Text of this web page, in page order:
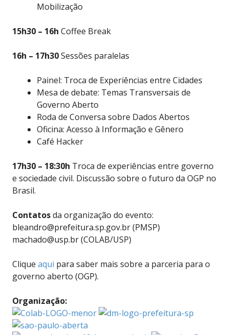
Mobilização
15h30 – 16h Coffee Break
16h – 17h30Sessões paralelas
Painel: Troca de Experiências entre Cidades
Mesa de debate: Temas Transversais de
Governo Aberto
Roda de Conversa sobre Dados Abertos
Oficina: Acesso à Informação e Gênero
Café Hacker
17h30 – 18:30h Troca de experiências entre governo
e sociedade civil. Discussão sobre o futuro da OGP no
Brasil.
Contatosda organização do evento:
bleandro@prefeitura.sp.gov.br (PMSP)
machado@usp.br (COLAB/USP)
Clique aqui para saber mais sobre a parceria para o
governo aberto (OGP).
Organização: